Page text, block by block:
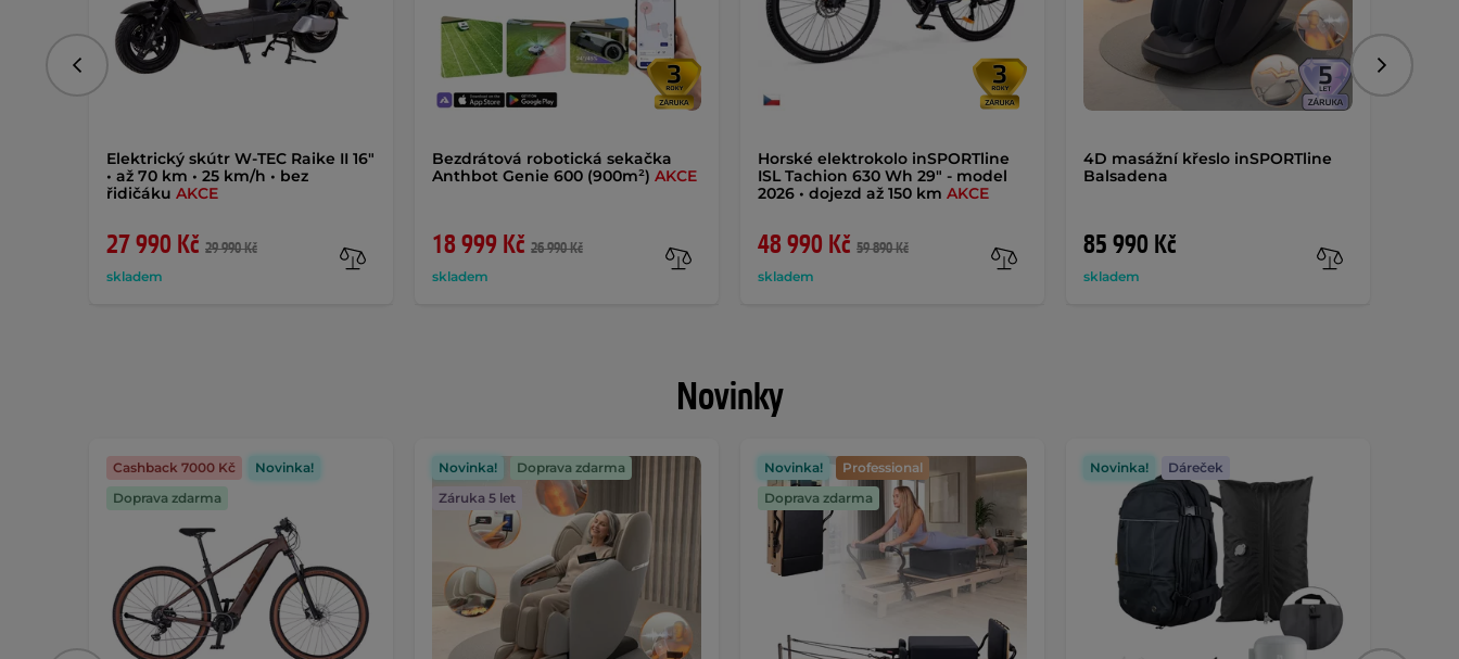
Elektrický skútr W-TEC Raike II 16"
• až 70 km • 25 km/h • bez
řidičáku AKCE
27 990 Kč 29 990 Kč
skladem
Bezdrátová robotická sekačka
Anthbot Genie 600 (900m²) AKCE
18 999 Kč 26 990 Kč
skladem
Horské elektrokolo inSPORTline
ISL Tachion 630 Wh 29" - model
2026 • dojezd až 150 km AKCE
48 990 Kč 59 890 Kč
skladem
4D masážní křeslo inSPORTline
Balsadena
85 990 Kč
skladem
Předchozí
Novinky
Cashback 7000 Kč
Novinka!
Doprava zdarma
Novinka!
Doprava zdarma
Záruka 5 let
Novinka!
Professional
Doprava zdarma
Novinka! Dáreček